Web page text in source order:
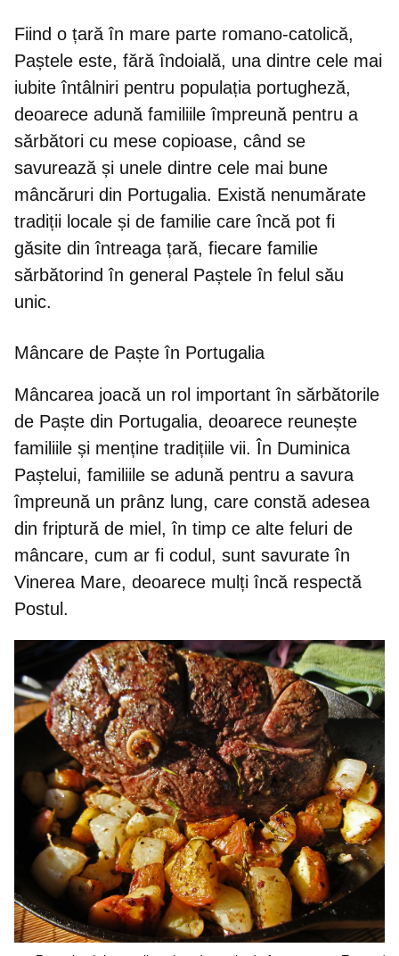
Fiind o țară în mare parte romano-catolică,
Paștele este, fără îndoială, una dintre cele mai
iubite întâlniri pentru populația portugheză,
deoarece adună familiile împreună pentru a
sărbători cu mese copioase, când se
savurează și unele dintre cele mai bune
mâncăruri din Portugalia. Există nenumărate
tradiții locale și de familie care încă pot fi
găsite din întreaga țară, fiecare familie
sărbătorind în general Paștele în felul său
unic.
Mâncare de Paște în Portugalia
Mâncarea joacă un rol important în sărbătorile
de Paște din Portugalia, deoarece reunește
familiile și menține tradițiile vii. În Duminica
Paștelui, familiile se adună pentru a savura
împreună un prânz lung, care constă adesea
din friptură de miel, în timp ce alte feluri de
mâncare, cum ar fi codul, sunt savurate în
Vinerea Mare, deoarece mulți încă respectă
Postul.